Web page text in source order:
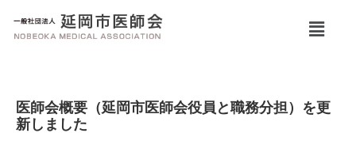
医師会概要（延岡市医師会役員と職務分担）を更
新しました